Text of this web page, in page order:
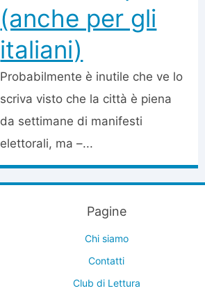
(anche per gli
italiani)
Probabilmente è inutile che ve lo
scriva visto che la città è piena
da settimane di manifesti
elettorali, ma –...
Pagine
Chi siamo
Contatti
Club di Lettura